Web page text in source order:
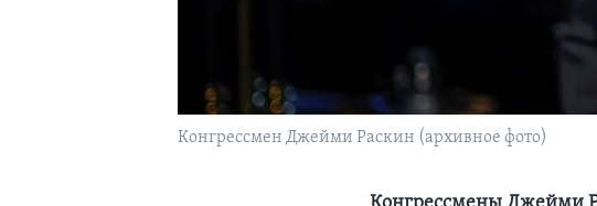
Конгрессмен Джейми Раскин (архивное фото)